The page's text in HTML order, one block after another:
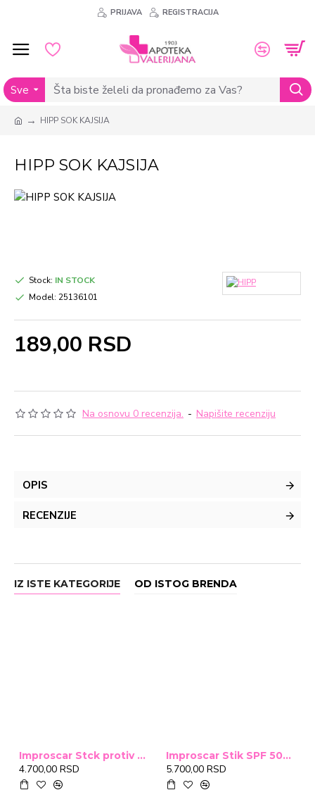
PRIJAVA REGISTRACIJA
Sve
HIPP SOK KAJSIJA
HIPP SOK KAJSIJA
Na osnovu 0 recenzija. - Napišite recenziju
189,00 RSD
Stock: IN STOCK
Model: 25136101
OPIS
RECENZIJE
IZ ISTE KATEGORIJE OD ISTOG BRENDA
Improscar Stck protiv ožiljaka 4,6g
4.700,00 RSD
Improscar Stik SPF 50+ Conceal 6,9g (tonirani)
5.700,00 RSD